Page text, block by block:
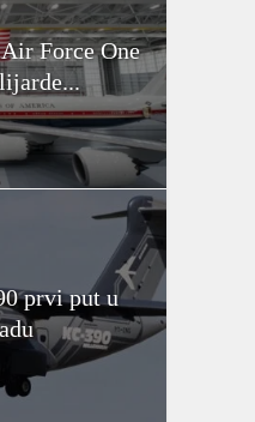
Force One
prvi put u